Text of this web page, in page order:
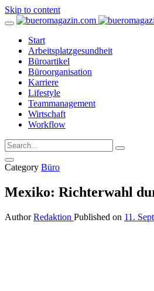
Skip to content
Start
Arbeitsplatzgesundheit
Büroartikel
Büroorganisation
Karriere
Lifestyle
Teammanagement
Wirtschaft
Workflow
Category Büro
Mexiko: Richterwahl
Author Redaktion Published on 11.